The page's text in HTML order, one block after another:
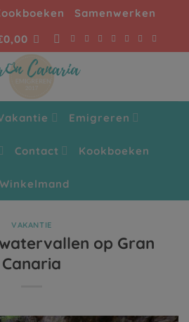
Samenwerken
0,00
Emigreren
Contact Kookboeken
Winkelmand
VAKANTIE
op Gran
Canaria